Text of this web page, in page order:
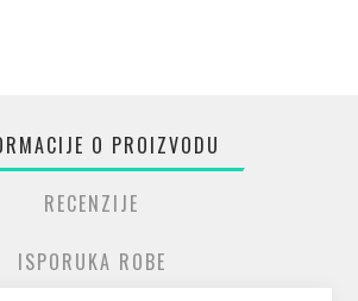
O PROIZVODU
RECENZIJE
ISPORUKA ROBE